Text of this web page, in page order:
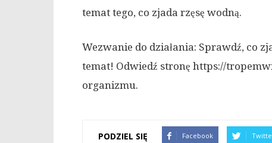
temat tego, co zjada rzęsę wodną.
Wezwanie do działania: Sprawdź, co
temat! Odwiedź stronę https://
organizmu.
PODZIEL SIĘ Facebook